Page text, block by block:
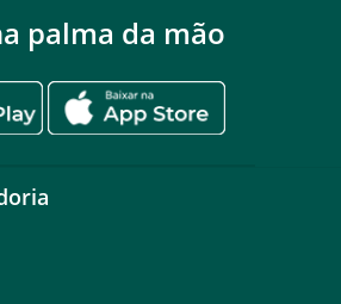
palma da mão